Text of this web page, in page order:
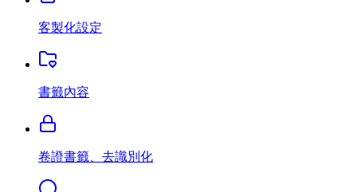
客製化設定
書籤內容
卷證書籤、去識別化